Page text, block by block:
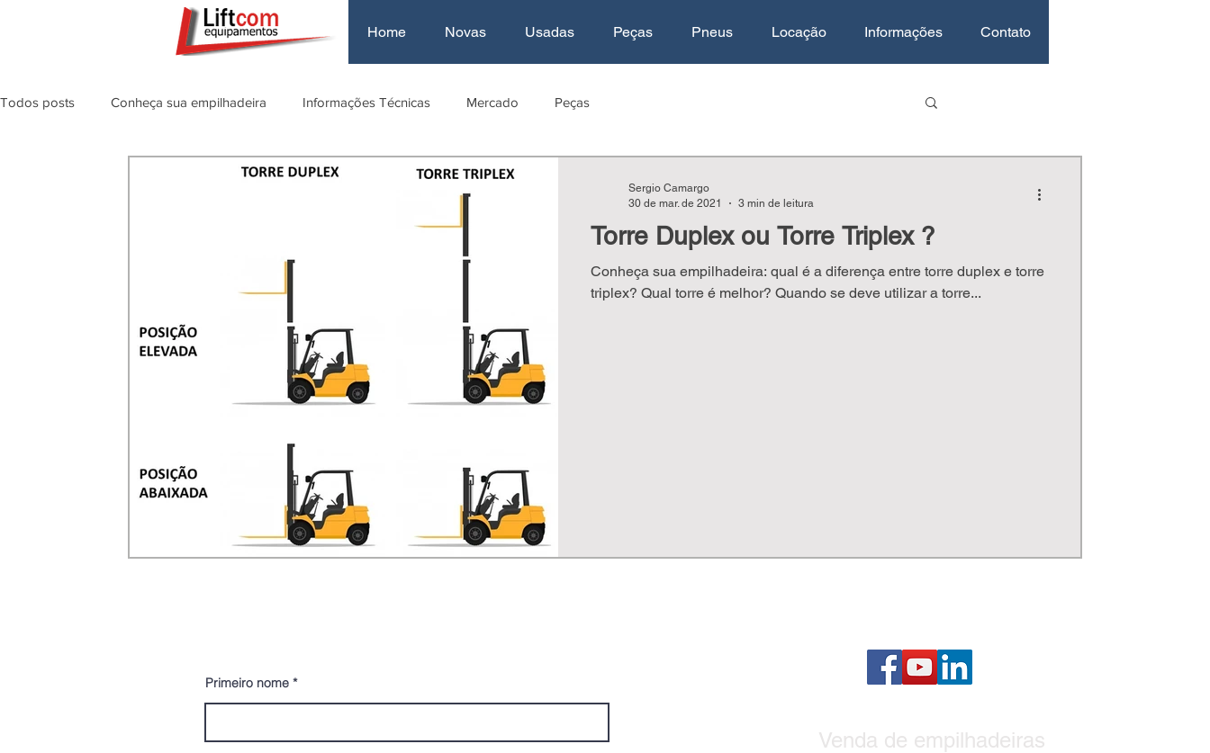
Home Novas Usadas Peças Pneus Locação Informações Contato
Todos posts Conheça sua empilhadeira Informações Técnicas Mercado Peças
Torre Duplex ou Torre Triplex ?
Conheça sua empilhadeira: qual é a diferença entre torre duplex e torre
triplex? Qual torre é melhor? Quando se deve utilizar a torre...
Sergio Camargo
30 de mar. de 2021
3 min de leitura
Primeiro nome
Venda de empilhadeiras